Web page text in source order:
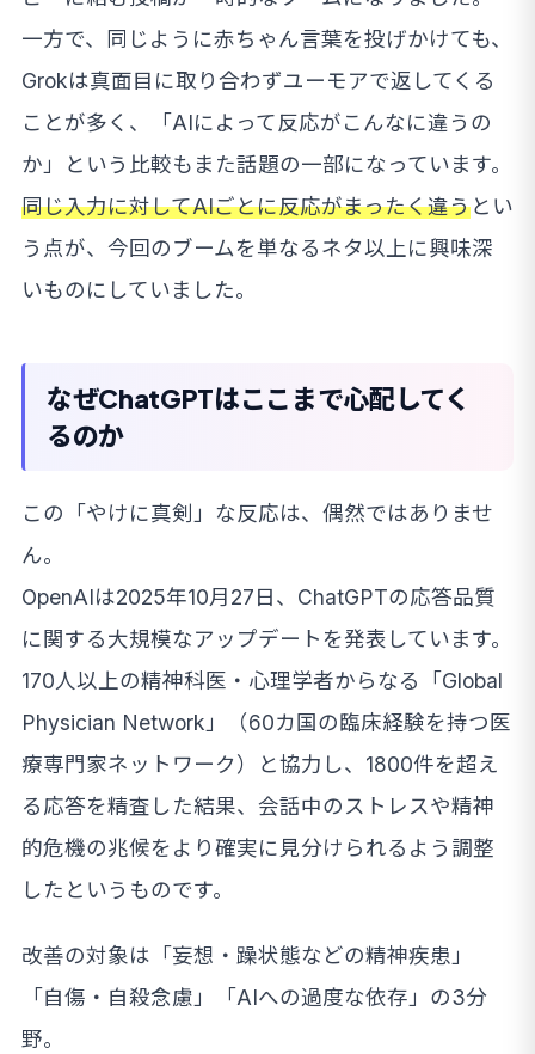
一方で、同じように赤ちゃん言葉を投げかけても、
Grokは真面目に取り合わずユーモアで返してくる
ことが多く、「AIによって反応がこんなに違うの
か」という比較もまた話題の一部になっています。
同じ入力に対してAIごとに反応がまったく違うとい
う点が、今回のブームを単なるネタ以上に興味深
いものにしていました。
なぜChatGPTはここまで心配してく
るのか
この「やけに真剣」な反応は、偶然ではありませ
ん。
OpenAIは2025年10月27日、ChatGPTの応答品質
に関する大規模なアップデートを発表しています。
170人以上の精神科医・心理学者からなる「Global
Physician Network」（60カ国の臨床経験を持つ医
療専門家ネットワーク）と協力し、1800件を超え
る応答を精査した結果、会話中のストレスや精神
的危機の兆候をより確実に見分けられるよう調整
したというものです。
改善の対象は「妄想・躁状態などの精神疾患」
「自傷・自殺念慮」「AIへの過度な依存」の3分
野。